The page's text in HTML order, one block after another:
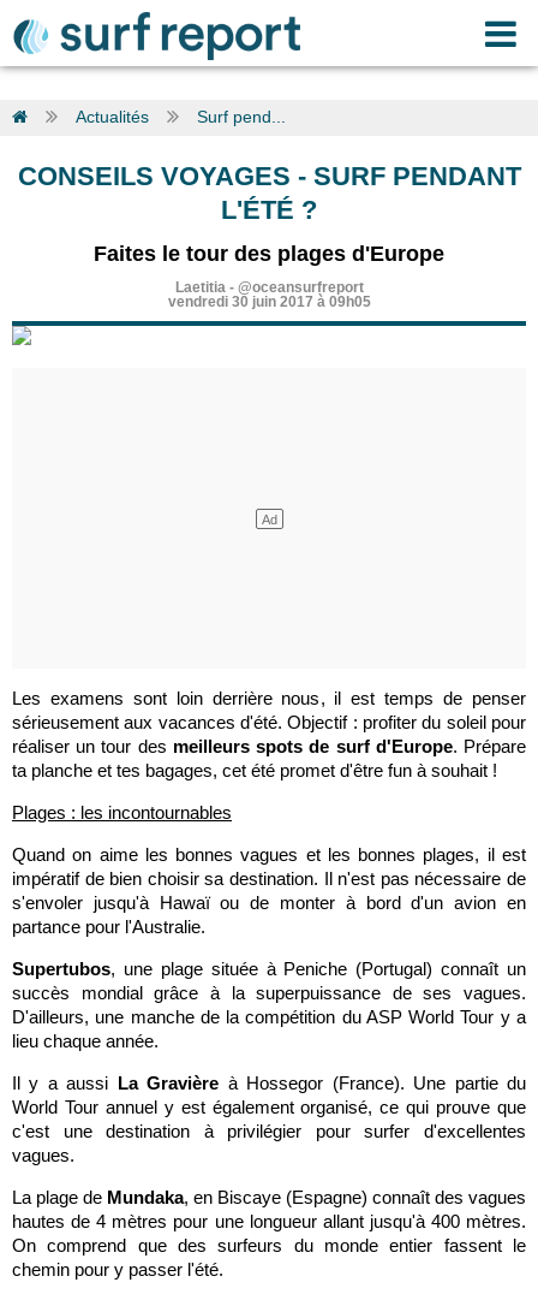
Actualités Surf pend...
CONSEILS VOYAGES - SURF PENDANT
L'ÉTÉ ?
Faites le tour des plages d'Europe
Laetitia- @oceansurfreport
vendredi 30 juin 2017 à 09h05
Les examens sont loin derrière nous, il est temps de penser
sérieusement aux vacances d'été. Objectif : profiter du soleil pour
réaliser un tour des meilleurs spots de surf d'Europe. Prépare
ta planche et tes bagages, cet été promet d'être fun à souhait !
Plages : les incontournables
Quand on aime les bonnes vagues et les bonnes plages, il est
impératif de bien choisir sa destination. Il n'est pas nécessaire de
s'envoler jusqu'à Hawaï ou de monter à bord d'un avion en
partance pour l'Australie.
Supertubos, une plage située à Peniche (Portugal) connaît un
succès mondial grâce à la superpuissance de ses vagues.
D'ailleurs, une manche de la compétition du ASP World Tour y a
lieu chaque année.
Il y a aussi La Gravière à Hossegor (France). Une partie du
World Tour annuel y est également organisé, ce qui prouve que
c'est une destination à privilégier pour surfer d'excellentes
vagues.
La plage de Mundaka, en Biscaye (Espagne) connaît des vagues
hautes de 4 mètres pour une longueur allant jusqu'à 400 mètres.
On comprend que des surfeurs du monde entier fassent le
chemin pour y passer l'été.